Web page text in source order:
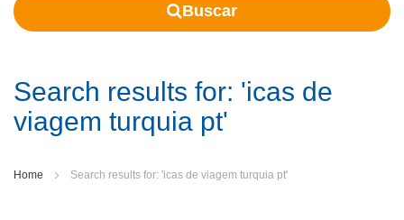
Buscar
Search results for: 'icas de
viagem turquia pt'
Home Search results for: 'icas de viagem turquia pt'